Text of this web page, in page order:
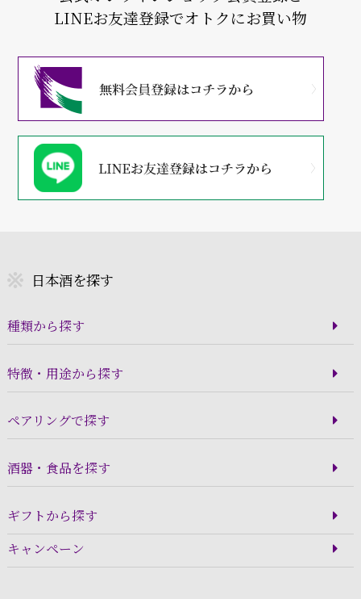
LINEお友達登録でオトクにお買い物
日本酒を探す
種類から探す
特徴・用途から探す
ペアリングで探す
酒器・食品を探す
ギフトから探す
キャンペーン